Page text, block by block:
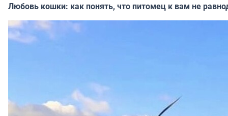
Любовь кошки: как понять, что питомец к вам не